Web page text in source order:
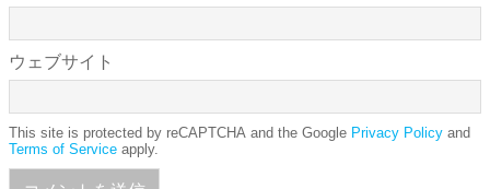
ウェブサイト
This site is protected by reCAPTCHA and the Google Privacy Policy and
Terms of Service apply.